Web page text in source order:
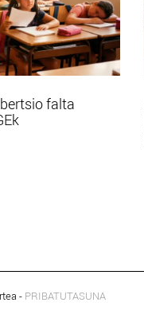
falta
- PRIBATUTASUNA